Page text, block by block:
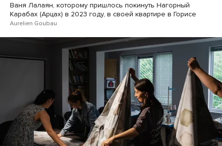
Ваня Лалаян, которому пришлось покинуть Нагорный
Карабах (Арцах) в 2023 году, в своей квартире в Горисе
Aurelien Goubau